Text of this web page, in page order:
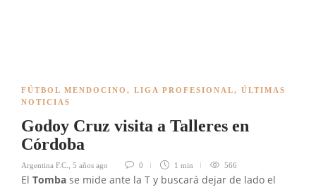
FÚTBOL MENDOCINO , LIGA PROFESIONAL, ÚLTIMAS
NOTICIAS
Godoy Cruz visita a Talleres en
Córdoba
Argentina F.C. 5 años ago 0 1 min 566
El Tomba se mide ante la T y buscará dejar de lado el